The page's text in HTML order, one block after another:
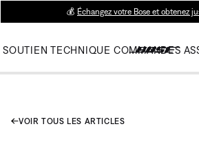
💰 Échangez votre Bose et obtenez
SOUTIEN TECHNIQUE COMMANDES
VOIR TOUS LES ARTICLES